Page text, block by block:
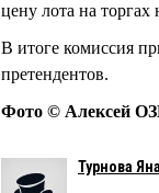
цену лота на торгах
В итоге комиссия
претендентов.
Фото © Алексей
Турнова Яна